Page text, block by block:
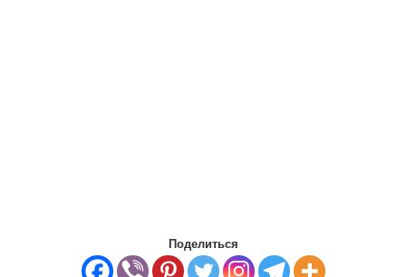
Поделиться